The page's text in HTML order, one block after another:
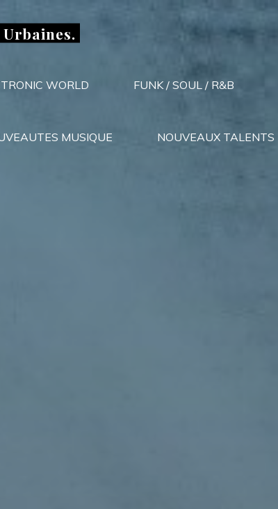
WORLD FUNK / SOUL / R&B
MUSIQUE NOUVEAUX TALENTS